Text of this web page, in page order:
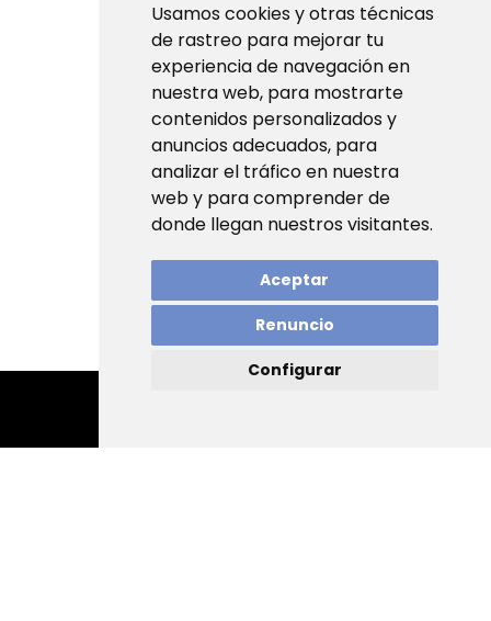
Usamos cookies y otras técnicas
de rastreo para mejorar tu
experiencia de navegación en
nuestra web, para mostrarte
contenidos personalizados y
anuncios adecuados, para
analizar el tráfico en nuestra
web y para comprender de
donde llegan nuestros visitantes.
Aceptar
Renuncio
Configurar